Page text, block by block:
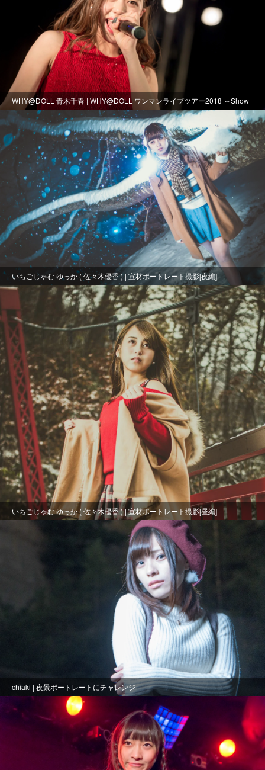
WHY@DOLL 青木千春 | WHY@DOLL ワンマンライブツアー2018 ～Show
Me Your Smile -第2部-
いちごじゃむ ゆっか ( 佐々木優香 ) | 宣材ポートレート撮影[夜編]
いちごじゃむ ゆっか ( 佐々木優香 ) | 宣材ポートレート撮影[昼編]
chiaki | 夜景ポートレートにチャレンジ